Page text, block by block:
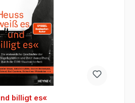
billigt es«